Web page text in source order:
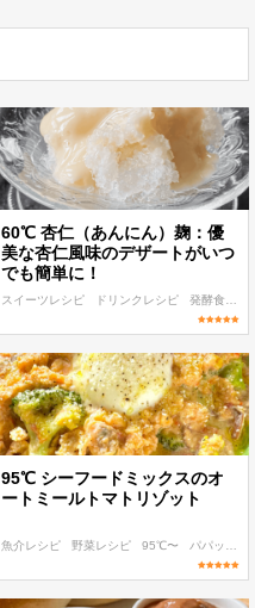
発酵食品レシピ 低温調理 麹・発酵食レシピ
60℃ 杏仁（あんにん）麹：優
美な杏仁風味のデザートがいつ
でも簡単に！
スイーツレシピ ドリンクレシピ 発酵食品レシピ
95℃〜 作り置き
95℃ シーフードミックスのオ
ートミールトマトリゾット
魚介レシピ 野菜レシピ 95℃〜 パパッと作れる